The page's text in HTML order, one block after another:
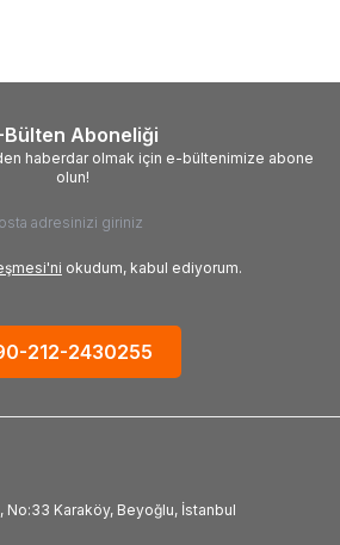
Bülten Aboneliği
haberdar olmak için e-bültenimize abone
olun!
okudum, kabul ediyorum.
212-2430255
Karaköy, Beyoğlu, İstanbul